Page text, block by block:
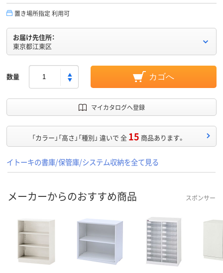
置き場所指定 利用可
お届け先住所：
東京都江東区
数量 カゴへ
マイカタログへ登録
「カラー」「高さ」「種別」 違いで 全 15 商品あります。
イトーキの書庫/保管庫/システム収納を全て見る
メーカーからのおすすめ商品 スポンサー